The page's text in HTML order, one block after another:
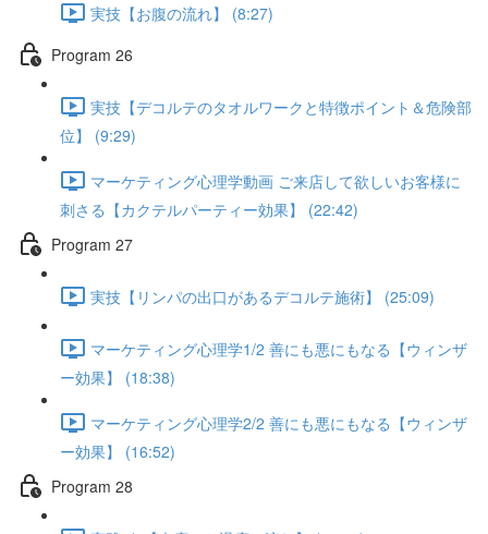
実技【お腹の流れ】 (8:27)
Program 26
実技【デコルテのタオルワークと特徴ポイント＆危険部
位】 (9:29)
マーケティング心理学動画 ご来店して欲しいお客様に
刺さる【カクテルパーティー効果】 (22:42)
Program 27
実技【リンパの出口があるデコルテ施術】 (25:09)
マーケティング心理学1/2 善にも悪にもなる【ウィンザ
ー効果】 (18:38)
マーケティング心理学2/2 善にも悪にもなる【ウィンザ
ー効果】 (16:52)
Program 28